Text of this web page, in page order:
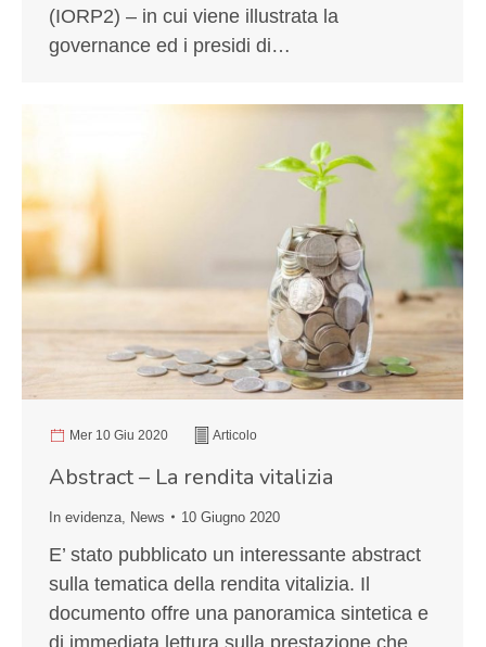
(IORP2) – in cui viene illustrata la
governance ed i presidi di…
Mer 10 Giu 2020 Articolo
Abstract – La rendita vitalizia
In evidenza News 10 Giugno 2020
E’ stato pubblicato un interessante abstract
sulla tematica della rendita vitalizia. Il
documento offre una panoramica sintetica e
di immediata lettura sulla prestazione che